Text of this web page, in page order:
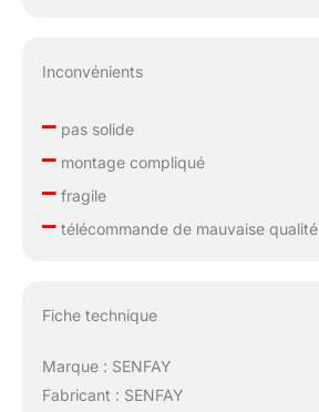
Inconvénients
–pas solide
–montage compliqué
–fragile
–télécommande de mauvaise qualité
Fiche technique
Marque : SENFAY
Fabricant : SENFAY